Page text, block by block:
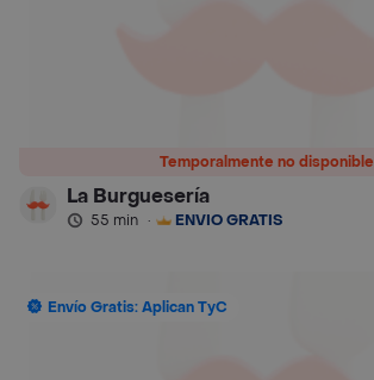
Temporalmente no disponible
La Burguesería
55 min · ENVÍO GRATIS
Envío Gratis: Aplican TyC